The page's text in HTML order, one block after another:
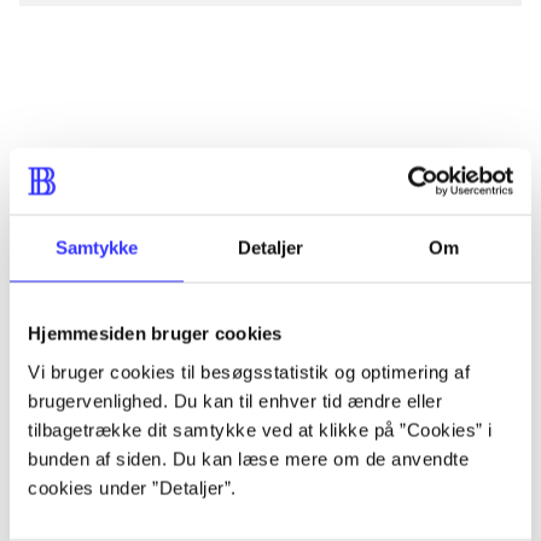
Samtykke Detaljer Om
Hjemmesiden bruger cookies
Vi bruger cookies til besøgsstatistik og optimering af
brugervenlighed. Du kan til enhver tid ændre eller
tilbagetrække dit samtykke ved at klikke på ”Cookies” i
bunden af siden. Du kan læse mere om de anvendte
cookies under ”Detaljer”.
lorem ipsum dolor sit amet ...
lorem ipsum dolor sit amet ...
lorem ipsum dolor sit amet ...
lorem ipsum dolor sit amet ...